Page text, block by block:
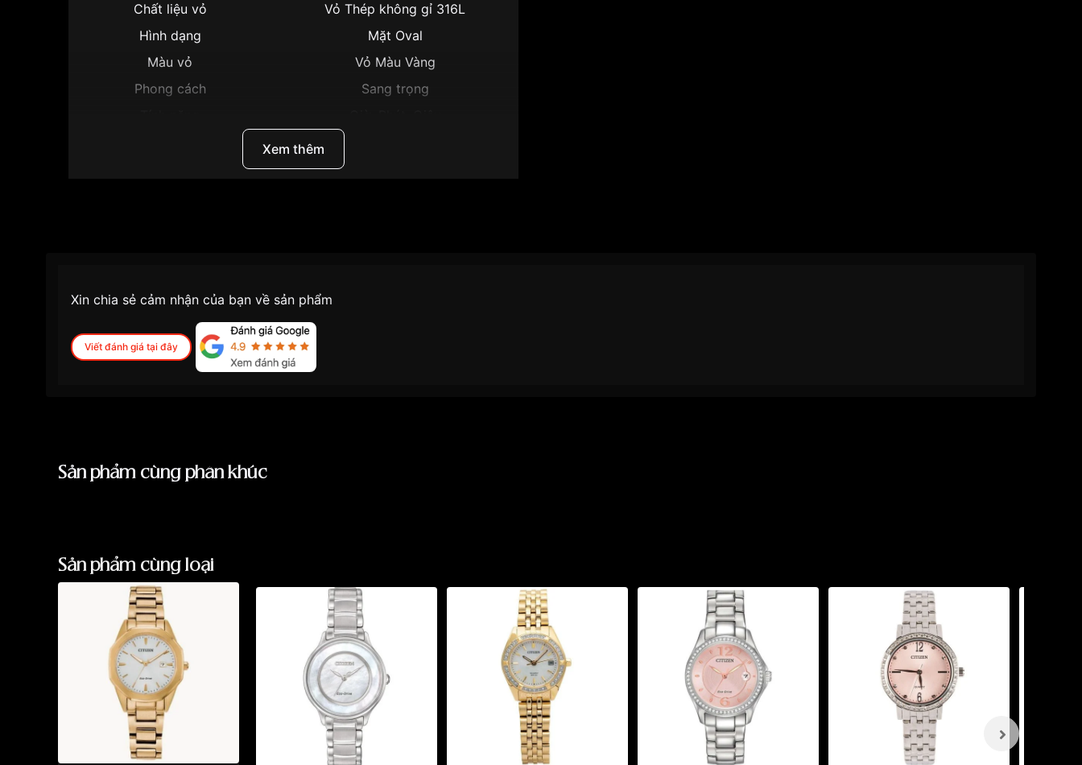
Chất liệu vỏ
Vỏ Thép không gỉ 316L
Hình dạng
Mặt Oval
Màu vỏ
Vỏ Màu Vàng
Phong cách
Sang trọng
Xem thêm
Xin chia sẻ cảm nhận của bạn về sản phẩm
Viết đánh giá tại đây
Sản phẩm cùng phân khúc
Sản phẩm cùng loại